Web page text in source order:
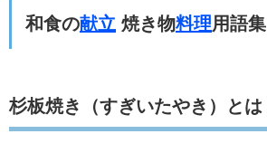
和食の献立 焼き物料理用語集
杉板焼き（すぎいたやき）とは